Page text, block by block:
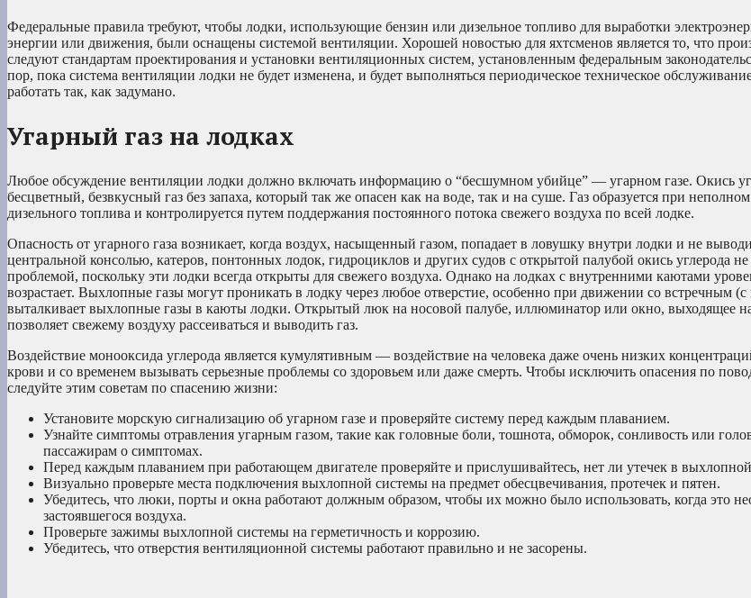
Федеральные правила требуют, чтобы лодки, использующие бензин или дизельное топливо для выработки
энергии или движения, были оснащены системой вентиляции. Хорошей новостью для яхтсменов является то, что
следуют стандартам проектирования и установки вентиляционных систем, установленным федеральным
пор, пока система вентиляции лодки не будет изменена, и будет выполняться периодическое техническое
работать так, как задумано.
Угарный газ на лодках
Любое обсуждение вентиляции лодки должно включать информацию о “бесшумном убийце” — угарном газе. Окись
бесцветный, безвкусный газ без запаха, который так же опасен как на воде, так и на суше. Газ образуется при
дизельного топлива и контролируется путем поддержания постоянного потока свежего воздуха по всей лодке.
Опасность от угарного газа возникает, когда воздух, насыщенный газом, попадает в ловушку внутри лодки и не
центральной консолью, катеров, понтонных лодок, гидроциклов и других судов с открытой палубой окись углерода не
проблемой, поскольку эти лодки всегда открыты для свежего воздуха. Однако на лодках с внутренними каютами
возрастает. Выхлопные газы могут проникать в лодку через любое отверстие, особенно при движении со встречным
выталкивает выхлопные газы в каюты лодки. Открытый люк на носовой палубе, иллюминатор или окно, выходящее
позволяет свежему воздуху рассеиваться и выводить газ.
Воздействие монооксида углерода является кумулятивным — воздействие на человека даже очень низких
крови и со временем вызывать серьезные проблемы со здоровьем или даже смерть. Чтобы исключить опасения по
следуйте этим советам по спасению жизни:
Установите морскую сигнализацию об угарном газе и проверяйте систему перед каждым плаванием.
Узнайте симптомы отравления угарным газом, такие как головные боли, тошнота, обморок, сонливость или
пассажирам о симптомах.
Перед каждым плаванием при работающем двигателе проверяйте и прислушивайтесь, нет ли утечек в
Визуально проверьте места подключения выхлопной системы на предмет обесцвечивания, протечек и пятен.
Убедитесь, что люки, порты и окна работают должным образом, чтобы их можно было использовать, когда это
застоявшегося воздуха.
Проверьте зажимы выхлопной системы на герметичность и коррозию.
Убедитесь, что отверстия вентиляционной системы работают правильно и не засорены.